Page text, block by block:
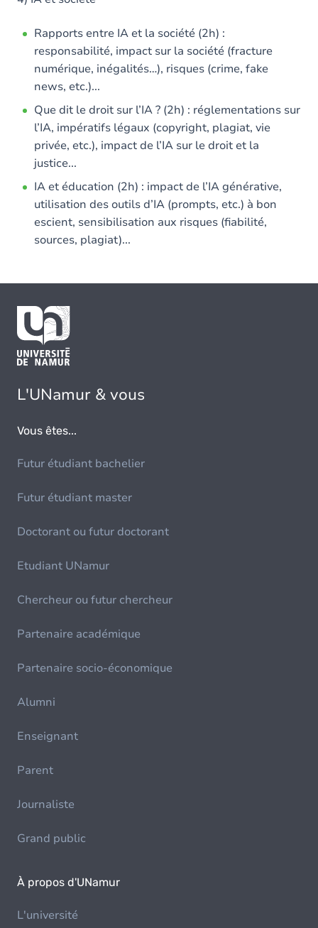
Rapports entre IA et la société (2h) :
responsabilité, impact sur la société (fracture
numérique, inégalités…), risques (crime, fake
news, etc.)...
Que dit le droit sur l’IA ? (2h) : réglementations sur
l’IA, impératifs légaux (copyright, plagiat, vie
privée, etc.), impact de l’IA sur le droit et la
justice...
IA et éducation (2h) : impact de l’IA générative,
utilisation des outils d’IA (prompts, etc.) à bon
escient, sensibilisation aux risques (fiabilité,
sources, plagiat)...
L'UNamur & vous
Vous êtes...
Futur étudiant bachelier
Futur étudiant master
Doctorant ou futur doctorant
Etudiant UNamur
Chercheur ou futur chercheur
Partenaire académique
Partenaire socio-économique
Alumni
Enseignant
Parent
Journaliste
Grand public
À propos d'UNamur
L'université